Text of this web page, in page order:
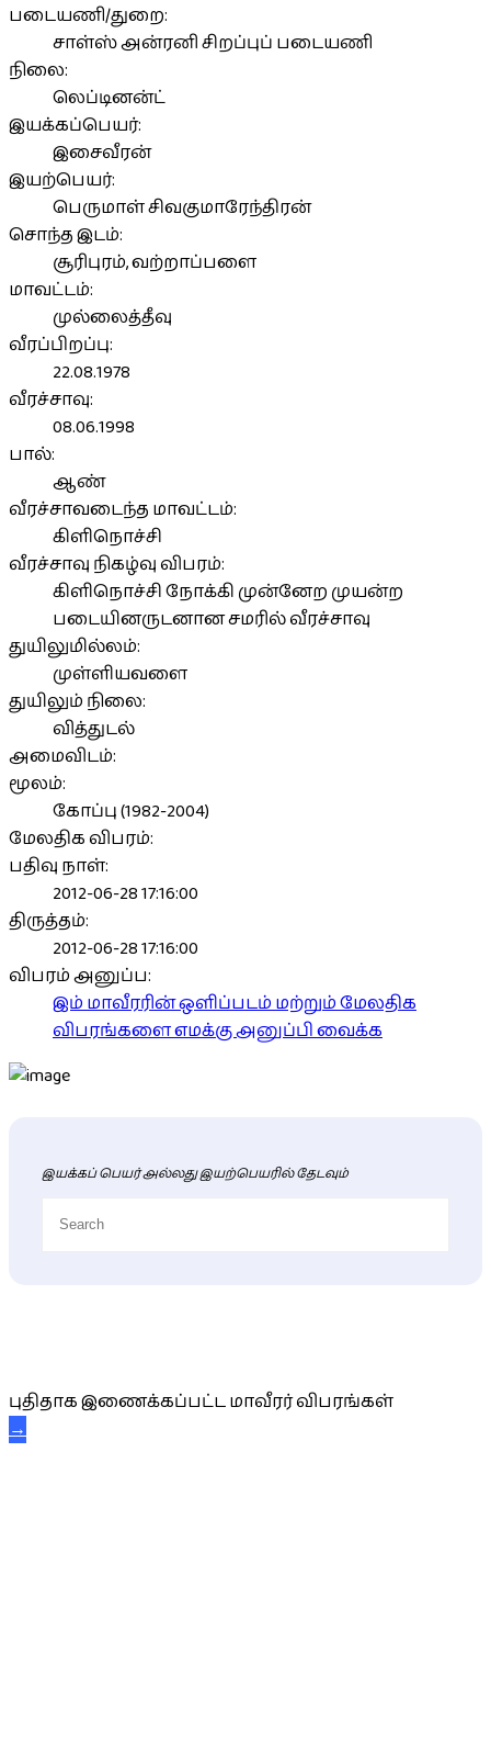
படையணி/துறை:
சாள்ஸ் அன்ரனி சிறப்புப் படையணி
நிலை:
லெப்டினன்ட்
இயக்கப்பெயர்:
இசைவீரன்
இயற்பெயர்:
பெருமாள் சிவகுமாரேந்திரன்
சொந்த இடம்:
சூரிபுரம், வற்றாப்பளை
மாவட்டம்:
முல்லைத்தீவு
வீரப்பிறப்பு:
22.08.1978
வீரச்சாவு:
08.06.1998
பால்:
ஆண்
வீரச்சாவடைந்த மாவட்டம்:
கிளிநொச்சி
வீரச்சாவு நிகழ்வு விபரம்:
கிளிநொச்சி நோக்கி முன்னேற முயன்ற
படையினருடனான சமரில் வீரச்சாவு
துயிலுமில்லம்:
முள்ளியவளை
துயிலும் நிலை:
வித்துடல்
அமைவிடம்:
மூலம்:
கோப்பு (1982-2004)
மேலதிக விபரம்:
பதிவு நாள்:
2012-06-28 17:16:00
திருத்தம்:
2012-06-28 17:16:00
விபரம் அனுப்ப:
இம் மாவீரரின் ஒளிப்படம் மற்றும் மேலதிக
விபரங்களை எமக்கு அனுப்பி வைக்க
இயக்கப் பெயர் அல்லது இயற்பெயரில் தேடவும்
புதிதாக இணைக்கப்பட்ட மாவீரர் விபரங்கள்
→